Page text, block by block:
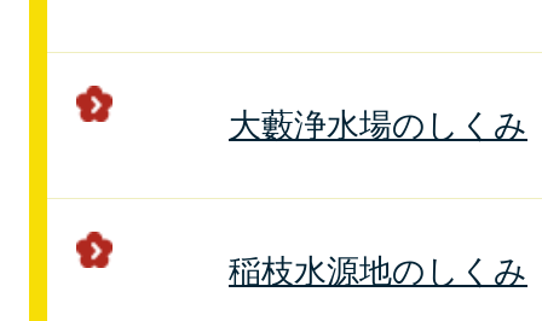
大藪浄水場のしくみ
稲枝水源地のしくみ